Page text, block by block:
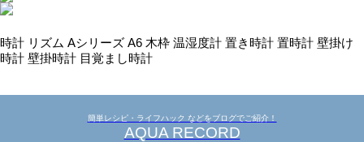
時計 リズム Aシリーズ A6 木枠 温湿度計 置き時計 置時計 壁掛け
時計 壁掛時計 目覚まし時計
簡単レシピ・ライフハック などをブログでご紹介！
AQUA RECORD